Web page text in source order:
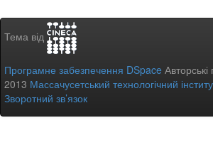
Тема від
Програмне забезпечення DSpace
2013 Массачусетський технологічний
Зворотний зв’язок